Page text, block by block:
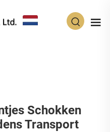
Schokken
Transport